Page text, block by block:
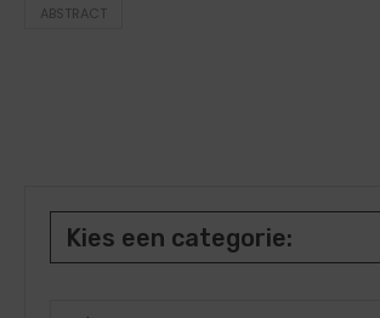
ABSTRACT
Kies een categorie: